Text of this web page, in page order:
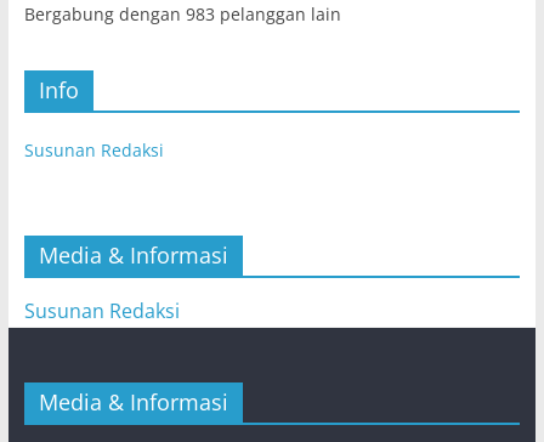
Bergabung dengan 983 pelanggan lain
Info
Susunan Redaksi
Media & Informasi
Susunan Redaksi
Media & Informasi